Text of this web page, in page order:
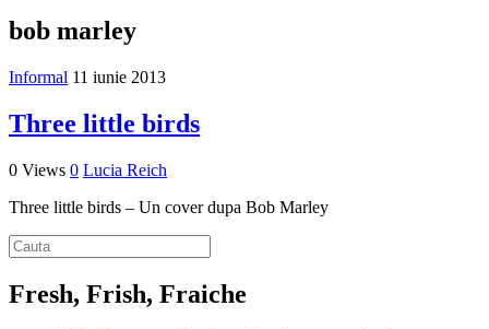
bob marley
Informal 11 iunie 2013
Three little birds
0 Views 0 Lucia Reich
Three little birds – Un cover dupa Bob Marley
Fresh, Frish, Fraiche